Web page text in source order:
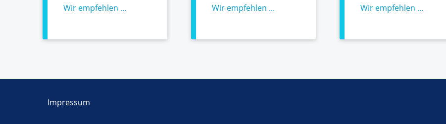
Wir empfehlen ... Wir empfehlen ... Wir empfehlen ...
Impressum